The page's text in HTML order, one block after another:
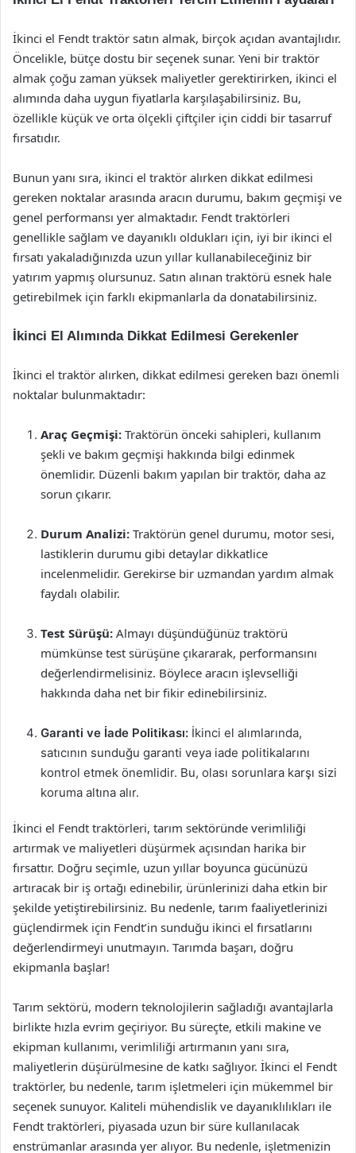
İkinci el Fendt traktör satın almak, birçok açıdan avantajlıdır.
Öncelikle, bütçe dostu bir seçenek sunar. Yeni bir traktör
almak çoğu zaman yüksek maliyetler gerektirirken, ikinci el
alımında daha uygun fiyatlarla karşılaşabilirsiniz. Bu,
özellikle küçük ve orta ölçekli çiftçiler için ciddi bir tasarruf
fırsatıdır.
Bunun yanı sıra, ikinci el traktör alırken dikkat edilmesi
gereken noktalar arasında aracın durumu, bakım geçmişi ve
genel performansı yer almaktadır. Fendt traktörleri
genellikle sağlam ve dayanıklı oldukları için, iyi bir ikinci el
fırsatı yakaladığınızda uzun yıllar kullanabileceğiniz bir
yatırım yapmış olursunuz. Satın alınan traktörü esnek hale
getirebilmek için farklı ekipmanlarla da donatabilirsiniz.
İkinci El Alımında Dikkat Edilmesi Gerekenler
İkinci el traktör alırken, dikkat edilmesi gereken bazı önemli
noktalar bulunmaktadır:
Araç Geçmişi: Traktörün önceki sahipleri, kullanım
şekli ve bakım geçmişi hakkında bilgi edinmek
önemlidir. Düzenli bakım yapılan bir traktör, daha az
sorun çıkarır.
Durum Analizi: Traktörün genel durumu, motor sesi,
lastiklerin durumu gibi detaylar dikkatlice
incelenmelidir. Gerekirse bir uzmandan yardım almak
faydalı olabilir.
Test Sürüşü: Almayı düşündüğünüz traktörü
mümkünse test sürüşüne çıkararak, performansını
değerlendirmelisiniz. Böylece aracın işlevselliği
hakkında daha net bir fikir edinebilirsiniz.
Garanti ve İade Politikası: İkinci el alımlarında,
satıcının sunduğu garanti veya iade politikalarını
kontrol etmek önemlidir. Bu, olası sorunlara karşı sizi
koruma altına alır.
İkinci el Fendt traktörleri, tarım sektöründe verimliliği
artırmak ve maliyetleri düşürmek açısından harika bir
fırsattır. Doğru seçimle, uzun yıllar boyunca gücünüzü
artıracak bir iş ortağı edinebilir, ürünlerinizi daha etkin bir
şekilde yetiştirebilirsiniz. Bu nedenle, tarım faaliyetlerinizi
güçlendirmek için Fendt’in sunduğu ikinci el fırsatlarını
değerlendirmeyi unutmayın. Tarımda başarı, doğru
ekipmanla başlar!
Tarım sektörü, modern teknolojilerin sağladığı avantajlarla
birlikte hızla evrim geçiriyor. Bu süreçte, etkili makine ve
ekipman kullanımı, verimliliği artırmanın yanı sıra,
maliyetlerin düşürülmesine de katkı sağlıyor. İkinci el Fendt
traktörler, bu nedenle, tarım işletmeleri için mükemmel bir
seçenek sunuyor. Kaliteli mühendislik ve dayanıklılıkları ile
Fendt traktörleri, piyasada uzun bir süre kullanılacak
enstrümanlar arasında yer alıyor. Bu nedenle, işletmenizin